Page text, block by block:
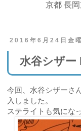
京都 長
2016年6月24日金曜
水谷シザ
今回、水谷シザーさ
入しました。
ステライトも気にな